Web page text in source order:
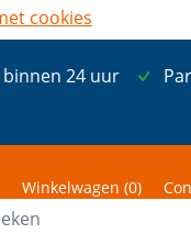
24 uur
Winkelwagen (0)
cookies